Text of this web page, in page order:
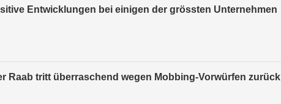
Entwicklungen bei einigen der grössten Unternehmen
Raab tritt überraschend wegen Mobbing-Vorwürfen zurück